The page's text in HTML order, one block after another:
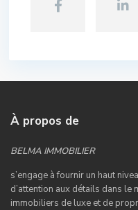
À propos de
BELMA IMMOBILIER
s’engage à fournir un haut
d’attention aux détails dans le
immobiliers de luxe et de